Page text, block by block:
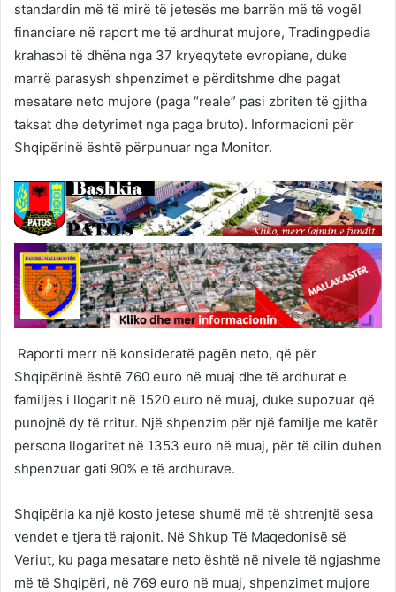
standardin më të mirë të jetesës me barrën më të vogël
financiare në raport me të ardhurat mujore, Tradingpedia
krahasoi të dhëna nga 37 kryeqytete evropiane, duke
marrë parasysh shpenzimet e përditshme dhe pagat
mesatare neto mujore (paga “reale” pasi zbriten të gjitha
taksat dhe detyrimet nga paga bruto). Informacioni për
Shqipërinë është përpunuar nga Monitor.
Raporti merr në konsideratë pagën neto, që për
Shqipërinë është 760 euro në muaj dhe të ardhurat e
familjes i llogarit në 1520 euro në muaj, duke supozuar që
punojnë dy të rritur. Një shpenzim për një familje me katër
persona llogaritet në 1353 euro në muaj, për të cilin duhen
shpenzuar gati 90% e të ardhurave.
Shqipëria ka një kosto jetese shumë më të shtrenjtë sesa
vendet e tjera të rajonit. Në Shkup Të Maqedonisë së
Veriut, ku paga mesatare neto është në nivele të ngjashme
më të Shqipëri, në 769 euro në muaj, shpenzimet mujore